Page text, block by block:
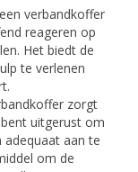
verbandkoffer
reageren op
Het biedt de
te verlenen
zorgt
uitgerust om
adequaat aan te
om de